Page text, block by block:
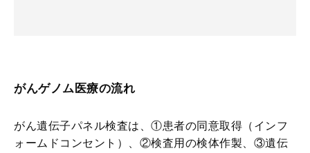
がんゲノム医療の流れ
がん遺伝子パネル検査は、①患者の同意取得（インフ
ォームドコンセント）、②検査用の検体作製、③遺伝